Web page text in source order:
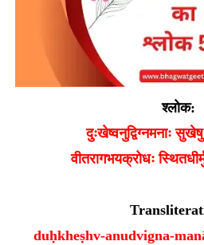
श्लोक:
दुःखेष्वनुद्विग्नमनाः
वीतरागभयक्रोधः
duḥkheṣhv-anudvigna-